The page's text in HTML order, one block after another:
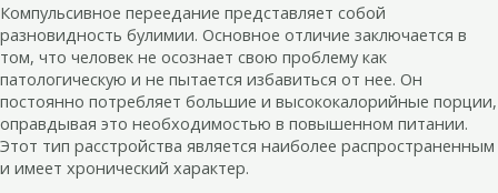
Компульсивное переедание представляет собой
разновидность булимии. Основное отличие заключается в
том, что человек не осознает свою проблему как
патологическую и не пытается избавиться от нее. Он
постоянно потребляет большие и высококалорийные порции,
оправдывая это необходимостью в повышенном питании.
Этот тип расстройства является наиболее распространенным
и имеет хронический характер.